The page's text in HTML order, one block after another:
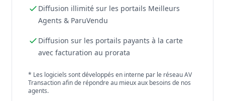
Diffusion illimité sur les portails Meilleurs
Agents & ParuVendu
Diffusion sur les portails payants à la carte
avec facturation au prorata
* Les logiciels sont développés en interne par le réseau AV
Transaction afin de répondre au mieux aux besoins de nos
agents.